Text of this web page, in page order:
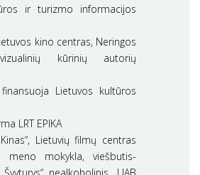
ir turizmo informacijos
kino centras, Neringos
kūrinių autorių
Lietuvos kultūros
LRT EPIKA
Lietuvių filmų centras
meno mokykla, viešbutis-